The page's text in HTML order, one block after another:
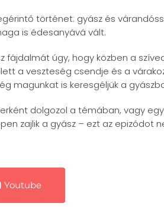
történet: gyász és
is édesanyává vált.
fájdalmát úgy, hogy közben a
a veszteség csendje és a
magunkat is keresgéljük a
dolgozol a témában, vagy
zajlik a gyász – ezt az epizódot
Youtube